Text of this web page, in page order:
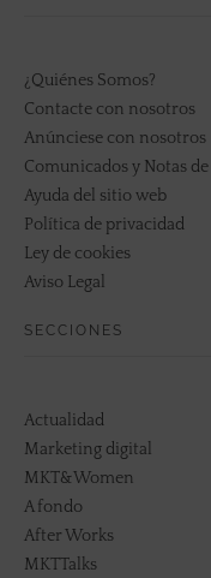
¿Quiénes Somos?
Contacte con nosotros
Anúnciese con nosotros
Comunicados y Notas de
Ayuda del sitio web
Política de privacidad
Ley de cookies
Aviso Legal
SECCIONES
Actualidad
Marketing digital
MKT&Women
A fondo
After Works
MKTTalks